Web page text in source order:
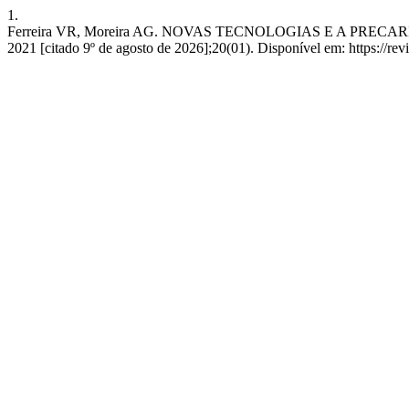
1.
Ferreira VR, Moreira AG. NOVAS TECNOLOGIAS E A
2021 [citado 9º de agosto de 2026];20(01). Disponível em: https://